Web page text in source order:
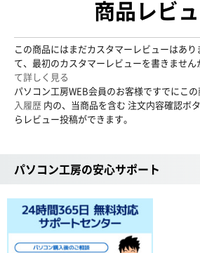
商品レビ
この商品にはまだカスタマーレビューはあ
て、最初のカスタマーレビューを書きません
て詳しく見る
パソコン工房WEB会員のお客様ですでにこ
入履歴 内の、当商品を含む 注文内容確認ボ
らレビュー投稿ができます。
パソコン工房の安心サポート